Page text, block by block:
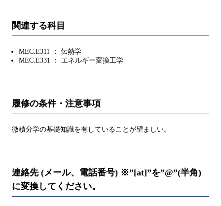
関連する科目
MEC.E311 ： 伝熱学
MEC.E331 ： エネルギー変換工学
履修の条件・注意事項
微積分学の基礎知識を有していることが望ましい。
連絡先 (メール、電話番号) ※”[at]”を”@”(半角)
に変換してください。